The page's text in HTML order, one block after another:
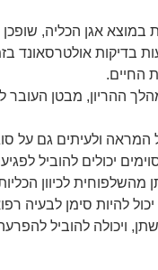
במוצא אגן הכליה,
בדיקות אולטרסאונד
החיים.
ההריון, מבטן העובר
ולעיתים גם על
יכולים להוביל
לכיוון
להיות סימן לבעיה
ויכולה להוביל להפרעה